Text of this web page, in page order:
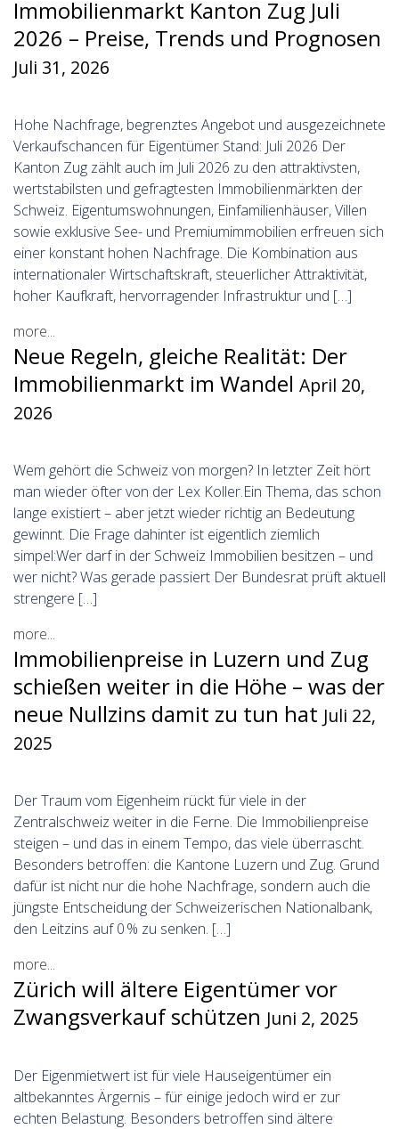
Immobilienmarkt Kanton Zug Juli
2026 – Preise, Trends und Prognosen
Juli 31, 2026
Hohe Nachfrage, begrenztes Angebot und ausgezeichnete
Verkaufschancen für Eigentümer Stand: Juli 2026 Der
Kanton Zug zählt auch im Juli 2026 zu den attraktivsten,
wertstabilsten und gefragtesten Immobilienmärkten der
Schweiz. Eigentumswohnungen, Einfamilienhäuser, Villen
sowie exklusive See- und Premiumimmobilien erfreuen sich
einer konstant hohen Nachfrage. Die Kombination aus
internationaler Wirtschaftskraft, steuerlicher Attraktivität,
hoher Kaufkraft, hervorragender Infrastruktur und […]
more...
Neue Regeln, gleiche Realität: Der
Immobilienmarkt im Wandel April 20,
2026
Wem gehört die Schweiz von morgen? In letzter Zeit hört
man wieder öfter von der Lex Koller.Ein Thema, das schon
lange existiert – aber jetzt wieder richtig an Bedeutung
gewinnt. Die Frage dahinter ist eigentlich ziemlich
simpel:Wer darf in der Schweiz Immobilien besitzen – und
wer nicht? Was gerade passiert Der Bundesrat prüft aktuell
strengere […]
more...
Immobilienpreise in Luzern und Zug
schießen weiter in die Höhe – was der
neue Nullzins damit zu tun hat Juli 22,
2025
Der Traum vom Eigenheim rückt für viele in der
Zentralschweiz weiter in die Ferne. Die Immobilienpreise
steigen – und das in einem Tempo, das viele überrascht.
Besonders betroffen: die Kantone Luzern und Zug. Grund
dafür ist nicht nur die hohe Nachfrage, sondern auch die
jüngste Entscheidung der Schweizerischen Nationalbank,
den Leitzins auf 0 % zu senken. […]
more...
Zürich will ältere Eigentümer vor
Zwangsverkauf schützen Juni 2, 2025
Der Eigenmietwert ist für viele Hauseigentümer ein
altbekanntes Ärgernis – für einige jedoch wird er zur
echten Belastung. Besonders betroffen sind ältere